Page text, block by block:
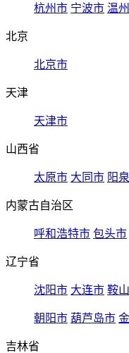
杭州市 宁波市 温
北京
北京市
天津
天津市
山西省
太原市 大同市 阳
内蒙古自治区
呼和浩特市 包头市
辽宁省
沈阳市 大连市 鞍
朝阳市 葫芦岛市
吉林省